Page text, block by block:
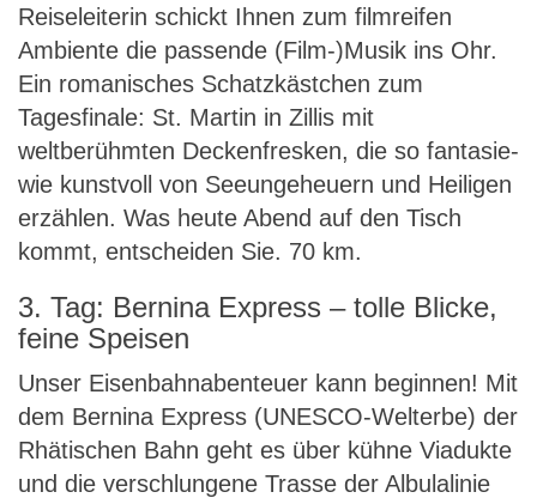
Reiseleiterin schickt Ihnen zum filmreifen
Ambiente die passende (Film-)Musik ins Ohr.
Ein romanisches Schatzkästchen zum
Tagesfinale: St. Martin in Zillis mit
weltberühmten Deckenfresken, die so fantasie-
wie kunstvoll von Seeungeheuern und Heiligen
erzählen. Was heute Abend auf den Tisch
kommt, entscheiden Sie. 70 km.
3. Tag: Bernina Express – tolle Blicke,
feine Speisen
Unser Eisenbahnabenteuer kann beginnen! Mit
dem Bernina Express (UNESCO-Welterbe) der
Rhätischen Bahn geht es über kühne Viadukte
und die verschlungene Trasse der Albulalinie